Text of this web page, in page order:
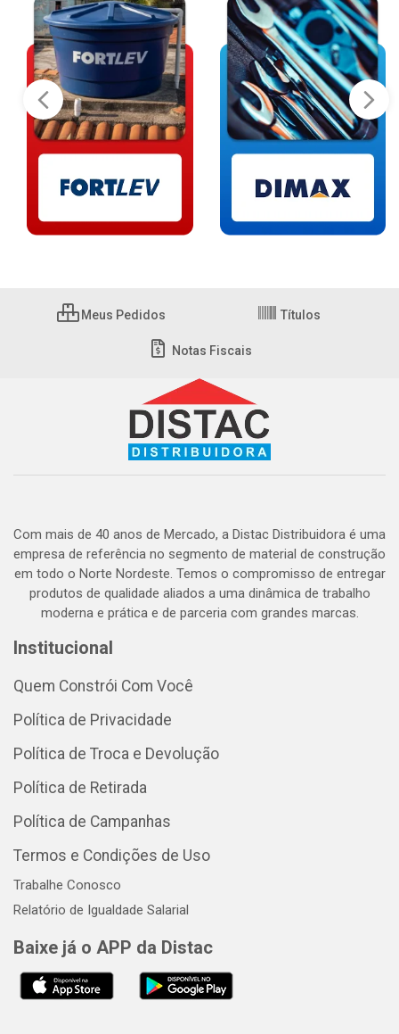
Meus Pedidos Títulos
Notas Fiscais
Com mais de 40 anos de Mercado, a Distac Distribuidora é uma
empresa de referência no segmento de material de construção
em todo o Norte Nordeste. Temos o compromisso de entregar
produtos de qualidade aliados a uma dinâmica de trabalho
moderna e prática e de parceria com grandes marcas.
Institucional
Quem Constrói Com Você
Política de Privacidade
Política de Troca e Devolução
Política de Retirada
Política de Campanhas
Termos e Condições de Uso
Trabalhe Conosco
Relatório de Igualdade Salarial
Baixe já o APP da Distac